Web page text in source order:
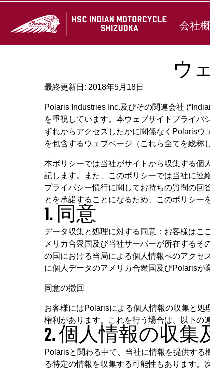
会社
ウ
最終更新日: 2018年5月18日
Polaris Industries Inc.及びその関連会社
を重視しています。本ウェブサイトプライバ
ずれからアクセスしたかに関係なくPolaris
を包含するウェブページ（これら全てを総称
本ポリシーでは当社がサイトから収集する個
記します。また、このポリシーでは当社に連
プライバシー慣行に関してお持ちの質問の回
とを承諾することになるため、このポリシー
1. 同意
データ収集と処理に対する同意：お客様はこ
メリカ合衆国及び当社サーバーが所在する
の国における当局による個人情報へのアクセ
に個人データのアメリカ合衆国及びPolarisが
同意の撤回
お客様にはPolarisによる個人情報の収集と
権利があります。これを行う場合は、以下の
2. 個人情報の収集
Polarisと関わる中で、当社に情報を提供す
る特定の情報を収集する可能性もあります